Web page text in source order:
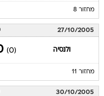
מחזור 8
27/10/2005
ולנסיה (0)
מחזור 11
30/10/2005